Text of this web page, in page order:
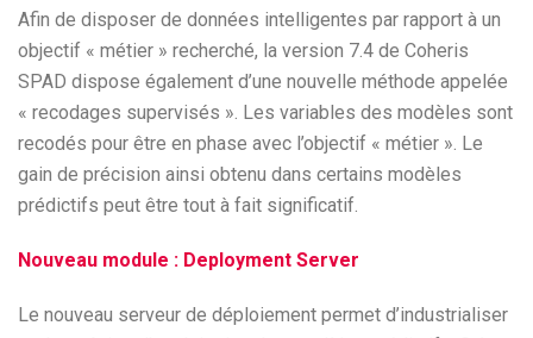
Afin de disposer de données intelligentes par rapport à un
objectif « métier » recherché, la version 7.4 de Coheris
SPAD dispose également d’une nouvelle méthode appelée
« recodages supervisés ». Les variables des modèles sont
recodés pour être en phase avec l’objectif « métier ». Le
gain de précision ainsi obtenu dans certains modèles
prédictifs peut être tout à fait significatif.
Nouveau module : Deployment Server
Le nouveau serveur de déploiement permet d’industrialiser